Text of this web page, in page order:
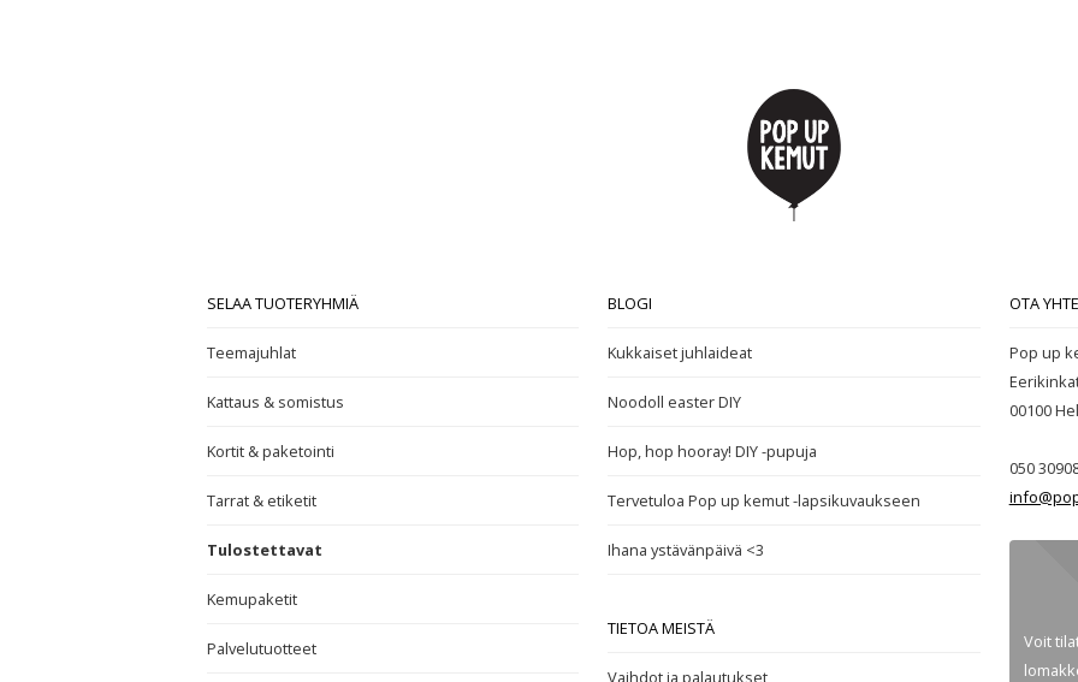
SELAA TUOTERYHMIÄ
Teemajuhlat
Kattaus & somistus
Kortit & paketointi
Tarrat & etiketit
Tulostettavat
Kemupaketit
Palvelutuotteet
BLOGI
Kukkaiset juhlaideat
Noodoll easter DIY
Hop, hop hooray! DIY -pupuja
Tervetuloa Pop up kemut -lapsikuvaukseen
Ihana ystävänpäivä <3
TIETOA MEISTÄ
Vaihdot ja palautukset
OTA
Pop up
00100
050
Voit